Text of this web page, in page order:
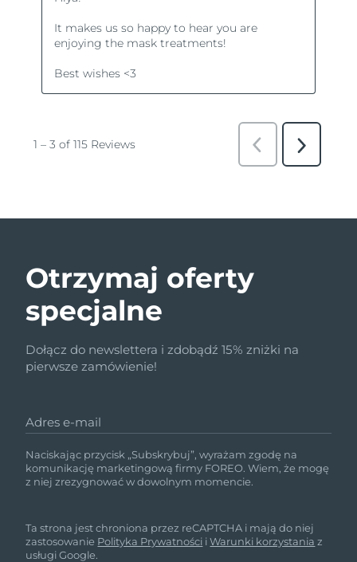
Otrzymaj oferty
specjalne
Dołącz do newslettera i zdobądź 15% zniżki na
pierwsze zamówienie!
Adres e-mail
Naciskając przycisk „Subskrybuj”, wyrażam zgodę na
komunikację marketingową firmy FOREO. Wiem, że mogę
z niej zrezygnować w dowolnym momencie.
Ta strona jest chroniona przez reCAPTCHA i mają do niej
zastosowanie Polityka Prywatności iWarunki korzystania z
usługi Google.